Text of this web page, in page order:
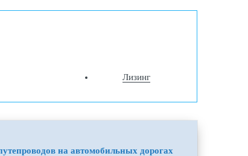
Лизинг
на автомобильных дорогах